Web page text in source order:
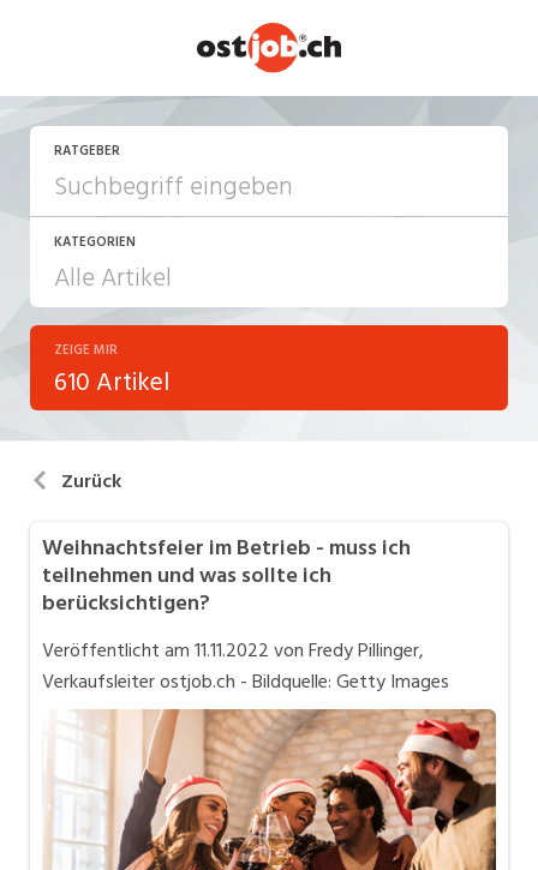
RATGEBER
KATEGORIEN
Arbeiten in der Schweiz
Arbeitsalltag
Bewerbung
In eigener Sache
Job-Coach
Job-Tipps
Stellensuche
Videos
ZEIGE MIR
610 Artikel
Zurück
Weihnachtsfeier im Betrieb - muss ich
teilnehmen und was sollte ich
berücksichtigen?
Veröffentlicht am11.11.2022von Fredy Pillinger,
Verkaufsleiter ostjob.ch - Bildquelle: Getty Images